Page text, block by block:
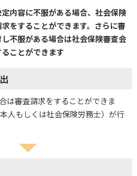
内容に不服がある場合、社会保険
をすることができます。さらに審
不服がある場合は社会保険審査会
ことができます
は審査請求をすることができま
人もしくは社会保険労務士）が行